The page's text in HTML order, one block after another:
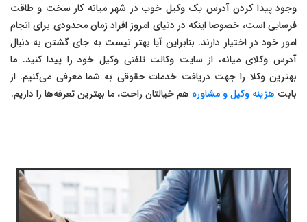
وجود پیدا کردن آدرس یک وکیل خوب در شهر میانه کار سخت و طاقت
فرسایی است، خصوصا اینکه در دنیای امروز افراد زمان محدودی برای انجام
امور خود در اختیار دارند. بنابراین آیا بهتر نیست به جای گشتن به دنبال
آدرس وکلای میانه، از سایت وکالت تلفنی وکیل خود را پیدا کنید. ما
بهترین وکلا را جهت دریافت خدمات حقوقی به شما معرفی می‌کنیم. از
بابت هزینه وکیل و مشاوره هم خیالتان راحت، ما بهترین تعرفه‌ها را داریم.